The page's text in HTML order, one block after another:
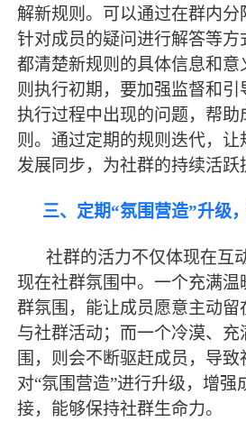
解新规则。可以通过在群内分
针对成员的疑问进行解答等方
都清楚新规则的具体信息和
则执行初期，要加强监督和引
执行过程中出现的问题，帮
则。通过定期的规则迭代，
发展同步，为社群的持续活跃
三、定期“氛围营造”升级
社群的活力不仅体现在互
现在社群氛围中。一个充满温
群氛围，能让成员愿意主动留
与社群活动；而一个冷漠、充
围，则会不断驱赶成员，导致
对“氛围营造”进行升级，增强
接，能够保持社群生命力。